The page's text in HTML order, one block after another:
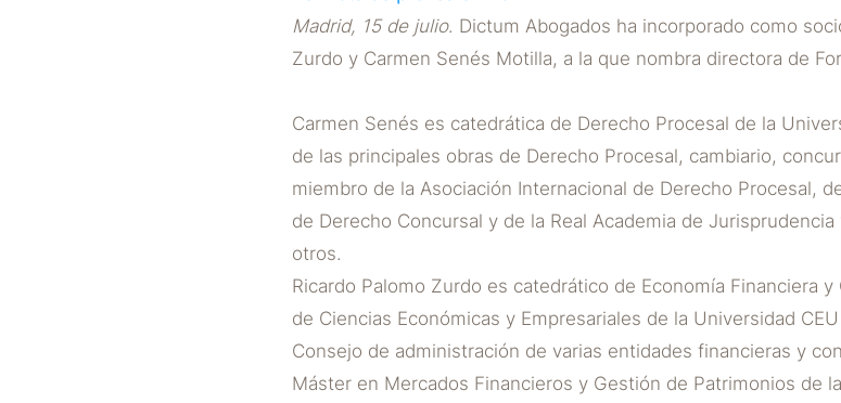
Madrid, 15 de julio. Dictum Abogados ha incorporado como
Zurdo y Carmen Senés Motilla, a la que nombra directora de
Carmen Senés es catedrática de Derecho Procesal de la
de las principales obras de Derecho Procesal, cambiario,
miembro de la Asociación Internacional de Derecho Procesal,
de Derecho Concursal y de la Real Academia de
otros.
Ricardo Palomo Zurdo es catedrático de Economía Financiera
de Ciencias Económicas y Empresariales de la Universidad
Consejo de administración de varias entidades financieras y
Máster en Mercados Financieros y Gestión de Patrimonios de